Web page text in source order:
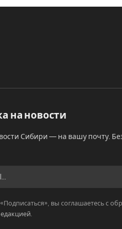
на новости
Сибири — на вашу почту.
вы соглашаетесь с
.